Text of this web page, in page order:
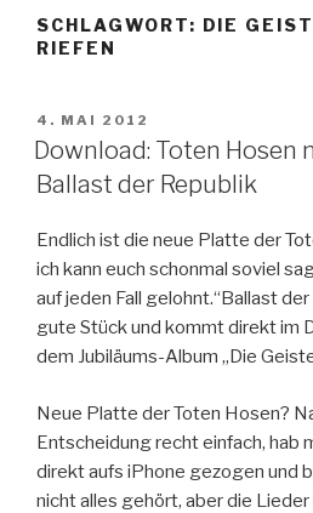
SCHLAGWORT: DIE
RIEFEN
VERÖFFENTLICHT
AM
4. MAI 2012
Download: Toten Hosen
Ballast der Republik
Endlich ist die neue Platte der
ich kann euch schonmal soviel
auf jeden Fall gelohnt.“Ballast
gute Stück und kommt direkt im
dem Jubiläums-Album „Die
Neue Platte der Toten Hosen?
Entscheidung recht einfach, hab
direkt aufs iPhone gezogen und
nicht alles gehört, aber die